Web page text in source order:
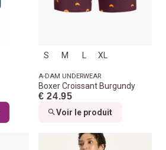
S M XL
A-DAM UNDERWEAR
Boxer Croissant Burgundy
€ 24.95
Voir le produit